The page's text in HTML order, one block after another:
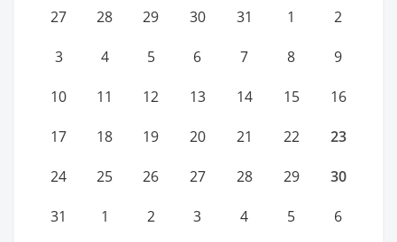
27 28 29 30 31 1 2
3 4 5 6 7 8 9
10 11 12 13 14 15 16
17 18 19 20 21 22 23
24 25 26 27 28 29 30
31 1 2 3 4 5 6